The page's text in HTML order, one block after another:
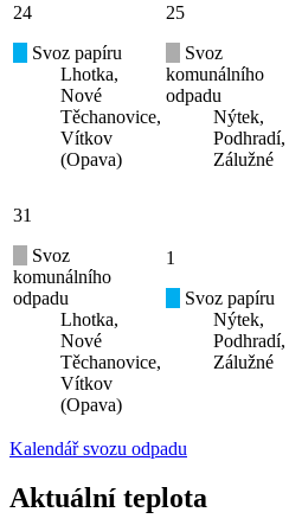
24
Svoz papíru
Lhotka,
Nové
Těchanovice,
Vítkov
(Opava)
25
Svoz
komunálního
odpadu
Nýtek,
Podhradí,
Zálužné
31
Svoz
komunálního
odpadu
Lhotka,
Nové
Těchanovice,
Vítkov
(Opava)
1
Svoz papíru
Nýtek,
Podhradí,
Zálužné
Kalendář svozu odpadu
Aktuální teplota